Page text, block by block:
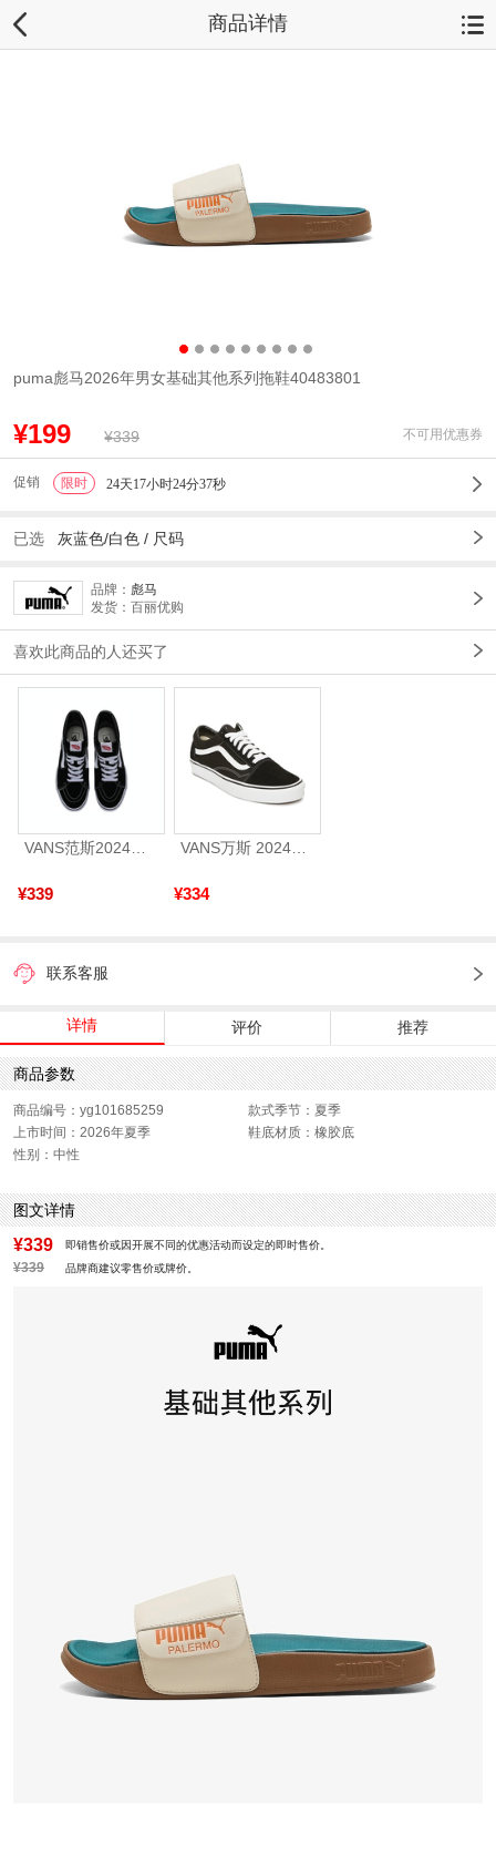
商品详情
puma彪马2026年男女基础其他系列拖鞋40483801
¥199 ¥339 不可用优惠券
促销 限时 24天17小时24分36秒
已选 灰蓝色/白色 / 尺码
品牌： 彪马
发货：百丽优购
喜欢此商品的人还买了
VANS范斯2024中性SK8-HiCL帆布鞋/硫化鞋VN000D5IB8C
¥339
VANS万斯 2024年新款中性OldSkool帆布鞋/硫化鞋VN000D3HY28（延续款）
¥334
联系客服
详情 评价 推荐
商品参数
商品编号：yg101685259
款式季节：夏季
上市时间：2026年夏季
鞋底材质：橡胶底
性别：中性
图文详情
¥339 即销售价或因开展不同的优惠活动而设定的即时售价。
¥339 品牌商建议零售价或牌价。